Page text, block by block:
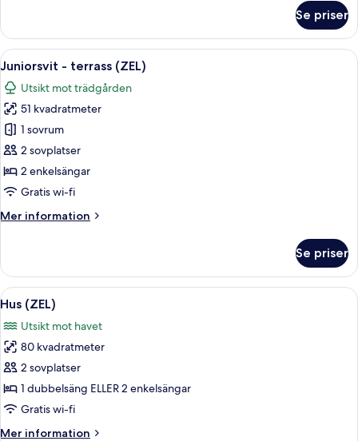
rum
(ZEL
Mediterranean
View)
Se priser
Öppna
alla
foton
för
Juniorsvit
-
terrass
(ZEL)
Ett hotellrum med en säng, ett
8
Juniorsvit - terrass (ZEL)
Utsikt mot trädgården
51 kvadratmeter
1 sovrum
2 sovplatser
2 enkelsängar
Gratis wi-fi
Mer information
Mer
-
terrass
(ZEL)
Se priser
Öppna
alla
foton
för
Hus
(ZEL)
En bekväm fåtölj i trä med en
16
Hus (ZEL)
Utsikt mot havet
80 kvadratmeter
2 sovplatser
1 dubbelsäng ELLER 2 enkelsängar
Gratis wi-fi
Mer information
Mer